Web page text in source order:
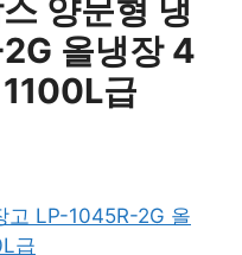
양문형 냉
올냉장 4
급